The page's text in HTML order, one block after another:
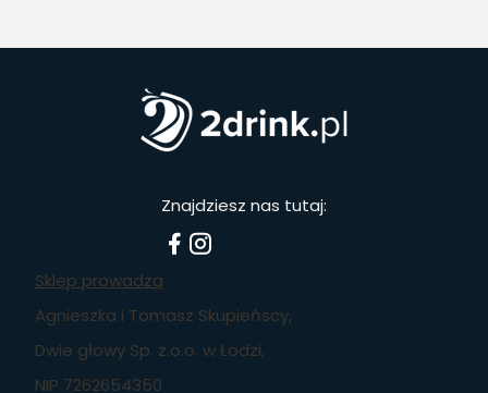
Znajdziesz nas tutaj:
Sklep prowadzą
Agnieszka i Tomasz Skupieńscy,
Dwie głowy Sp. z.o.o. w Łodzi,
NIP 7262654350